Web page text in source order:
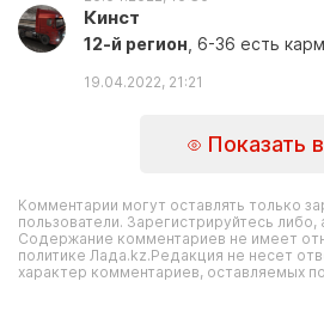
Кинст
12-й регион , 6-36 есть
19.04.2022, 21:21
Показать
Комментарии могут оставлять только
пользователи. Зарегистрируйтесь либо,
Содержание комментариев не имеет
политике Лада.kz.Редакция не несет
характер комментариев, оставляемых